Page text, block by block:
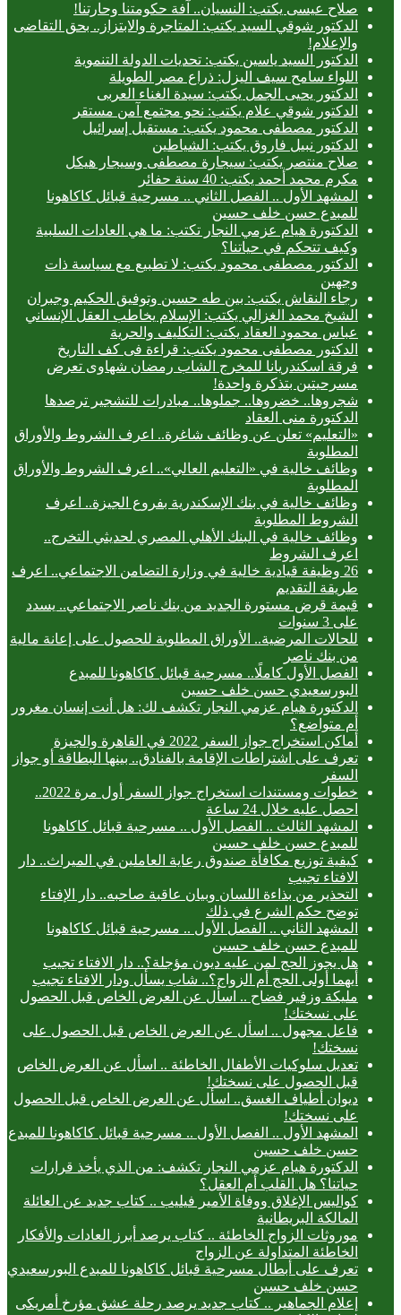
صلاح عيسى يكتب: النسيان.. آفة حكومتنا وحارتنا!
الدكتور شوقي السيد يكتب: المتاجرة والابتزاز.. بحق التقاضى
والإعلام!
الدكتور السيد ياسين يكتب: تحديات الدولة التنموية
اللواء سامح سيف اليزل: ذراع مصر الطويلة
الدكتور يحيى الجمل يكتب: سيدة الغناء العربى
الدكتور شوقي علام يكتب: نحو مجتمع آمن مستقر
الدكتور مصطفى محمود يكتب: مستقبل إسرائيل
الدكتور نبيل فاروق يكتب: الشياطين
صلاح منتصر يكتب: سيجارة مصطفى وسيجار هيكل
مكرم محمد أحمد يكتب: 40 سنة حفائر
المشهد الأول .. الفصل الثاني .. مسرحية قبائل كاكاهونا
للمبدع حسن خلف حسين
الدكتورة هيام عزمي النجار تكتب: ما هي العادات السلبية
وكيف تتحكم في حياتنا؟
الدكتور مصطفى محمود يكتب: لا تطبيع مع سياسة ذات
وجهين
رجاء النقاش يكتب: بين طه حسين وتوفيق الحكيم وجبران
الشيخ محمد الغزالي يكتب: الإسلام يخاطب العقل الإنساني
عباس محمود العقاد يكتب: التكليف والحرية
الدكتور مصطفى محمود يكتب: قراءة فى كف التاريخ
فرقة اسكندريانا للمخرج الشاب رمضان شهاوى تعرض
مسرحيتين بتذكرة واحدة!
شجروها.. خضروها.. جملوها.. مبادرات للتشجير ترصدها
الدكتورة منى العقاد
«التعليم» تعلن عن وظائف شاغرة.. اعرف الشروط والأوراق
المطلوبة
وظائف خالية في «التعليم العالي».. اعرف الشروط والأوراق
المطلوبة
وظائف خالية في بنك الإسكندرية بفروع الجيزة.. اعرف
الشروط المطلوبة
وظائف خالية في البنك الأهلي المصري لحديثي التخرج..
اعرف الشروط
26 وظيفة قيادية خالية في وزارة التضامن الاجتماعي.. اعرف
طريقة التقديم
قيمة قرض مستورة الجديد من بنك ناصر الاجتماعي.. يسدد
على 3 سنوات
للحالات المرضية.. الأوراق المطلوبة للحصول على إعانة مالية
من بنك ناصر
الفصل الأول كاملًا.. مسرحية قبائل كاكاهونا للمبدع
البورسعيدي حسن خلف حسين
الدكتورة هيام عزمي النجار تكشف لك: هل أنت إنسان مغرور
أم متواضع؟
أماكن استخراج جواز السفر 2022 في القاهرة والجيزة
تعرف على اشتراطات الإقامة بالفنادق.. بينها البطاقة أو جواز
السفر
خطوات ومستندات استخراج جواز السفر أول مرة 2022..
احصل عليه خلال 24 ساعة
المشهد الثالث .. الفصل الأول .. مسرحية قبائل كاكاهونا
للمبدع حسن خلف حسين
كيفية توزيع مكافأة صندوق رعاية العاملين في الميراث.. دار
الافتاء تجيب
التحذير من بذاءة اللسان وبيان عاقبة صاحبه.. دار الإفتاء
توضح حكم الشرع في ذلك
المشهد الثاني .. الفصل الأول .. مسرحية قبائل كاكاهونا
للمبدع حسن خلف حسين
هل يجوز الحج لمن عليه ديون مؤجلة؟.. دار الافتاء تجيب
أيهما أولى الحج أم الزواج؟.. شاب يسأل ودار الافتاء تجيب
مليكة وزفير فضاح .. اسأل عن العرض الخاص قبل الحصول
على نسختك!
فاعل مجهول .. اسأل عن العرض الخاص قبل الحصول على
نسختك!
تعديل سلوكيات الأطفال الخاطئة .. اسأل عن العرض الخاص
قبل الحصول على نسختك!
ديوان أطياف الغسق.. اسأل عن العرض الخاص قبل الحصول
على نسختك!
المشهد الأول .. الفصل الأول .. مسرحية قبائل كاكاهونا للمبدع
حسن خلف حسين
الدكتورة هيام عزمي النجار تكشف: من الذي يأخذ قرارات
حياتنا؟ هل القلب أم العقل؟
كواليس الإغلاق ووفاة الأمير فيليب .. كتاب جديد عن العائلة
المالكة البريطانية
موروثات الزواج الخاطئة .. كتاب يرصد أبرز العادات والأفكار
الخاطئة المتداولة عن الزواج
تعرف على أبطال مسرحية قبائل كاكاهونا للمبدع البورسعيدي
حسن خلف حسين
إعلام الجماهير .. كتاب جديد يرصد رحلة عشق مؤرخ أمريكى